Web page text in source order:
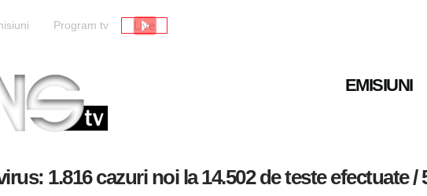
Program tv Live
EMISIUNI
1.816 cazuri noi la 14.502 de teste efectuate /